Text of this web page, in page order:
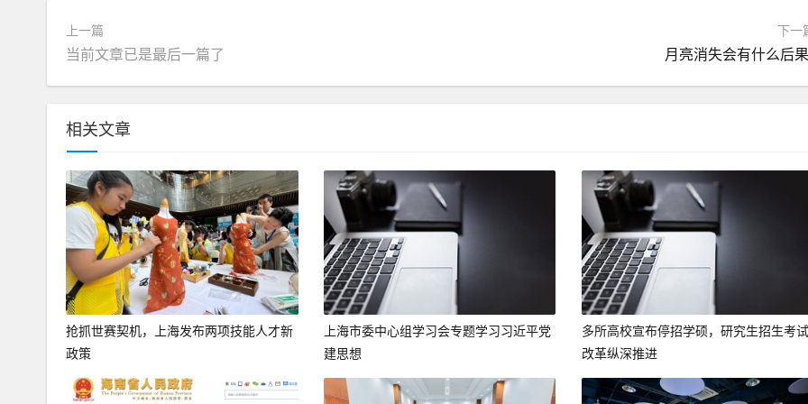
上一篇
当前文章已是最后一篇了
下一
月亮消失会有什么后
相关文章
抢抓世赛契机，上海发布两项技能人才新
政策
上海市委中心组学习会专题学习习近平党
建思想
多所高校宣布停招学硕，研究生招生考试
改革纵深推进